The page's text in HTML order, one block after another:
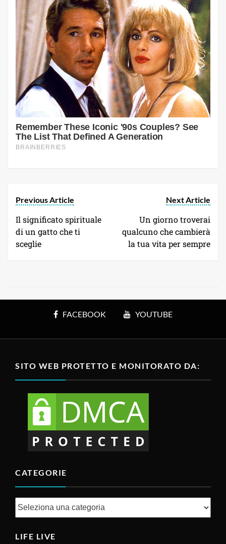
Previous Article
Il significato spirituale
di un gatto che ti
sceglie
Next Article
Un giorno troverai
qualcuno che cambierà
la tua vita per sempre
FACEBOOK YOUTUBE
SITO WEB PROTETTO E MONITORATO DA:
CATEGORIE
Categorie
LIFE LIVE